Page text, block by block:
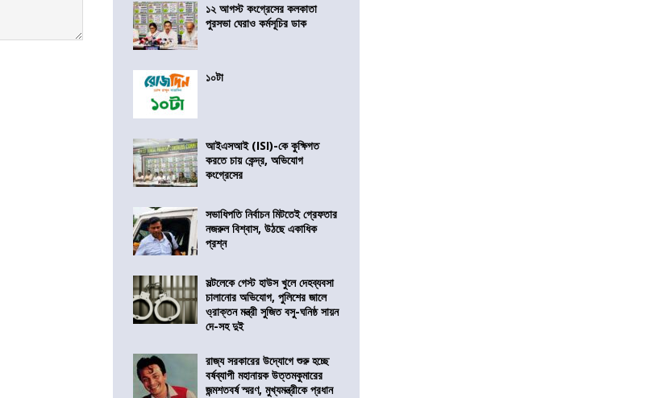
১২ আগস্ট কংগ্রেসের কলকাতা
পুরসভা ঘেরাও কর্মসূচির ডাক
১০টা
আইএসআই (ISI)-কে কুক্ষিগত
করতে চায় কেন্দ্র, অভিযোগ
কংগ্রেসের
সভাধিপতি নির্বাচন মিটতেই গ্রেফতার
নজরুল বিশ্বাস, উঠছে একাধিক
প্রশ্ন
সল্টলেকে গেস্ট হাউস খুলে দেহব্যবসা
চালানোর অভিযোগ, পুলিশের জালে
ও্রাক্তন মন্ত্রী সুজিত বসু-ঘনিষ্ঠ সায়ন
দে-সহ দুই
রাজ্য সরকারের উদ্যোগে শুরু হচ্ছে
বর্ষব্যাপী মহানায়ক উত্তমকুমারের
জন্মশতবর্ষ স্মরণ, মুখ্যমন্ত্রীকে প্রধান